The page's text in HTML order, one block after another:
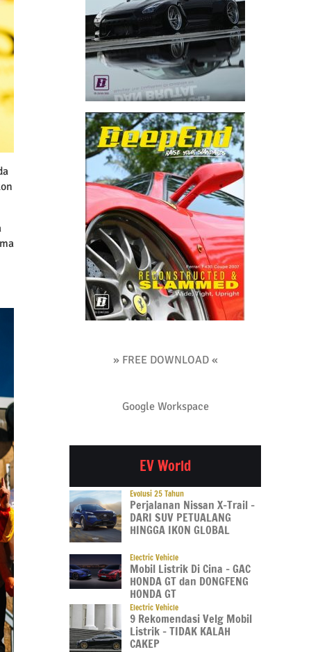
» FREE DOWNLOAD «
Google Workspace
EV World
Evolusi 25 Tahun
Perjalanan Nissan X-Trail –
DARI SUV PETUALANG
HINGGA IKON GLOBAL
Electric Vehicle
Mobil Listrik Di Cina – GAC
HONDA GT dan DONGFENG
HONDA GT
Electric Vehicle
9 Rekomendasi Velg Mobil
Listrik – TIDAK KALAH
CAKEP